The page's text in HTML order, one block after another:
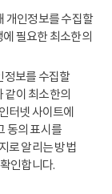
개인정보를 수집할
필요한 최소한의
정보를 수집할
같이 최소한의
터넷 사이트에
동의 표시를
로 알리는 방법
인합니다.